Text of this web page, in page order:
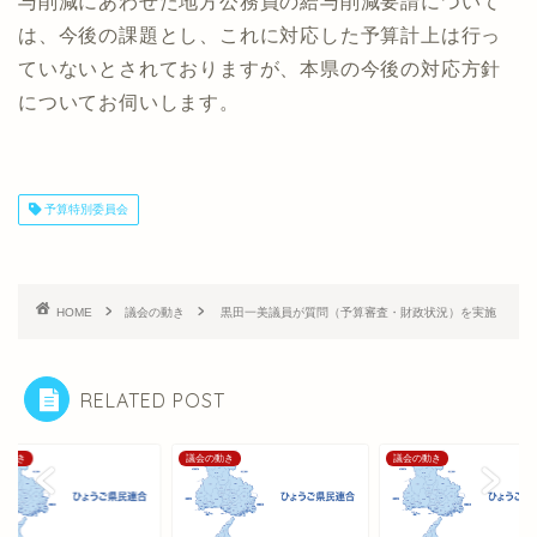
は、今後の課題とし、これに対応した予算計上は行っ
ていないとされておりますが、本県の今後の対応方針
についてお伺いします。
予算特別委員会
HOME 議会の動き 黒田一美議員が質問（予算審査・財政状況）を実施
RELATED POST
動き 議会の動き 議会の動き